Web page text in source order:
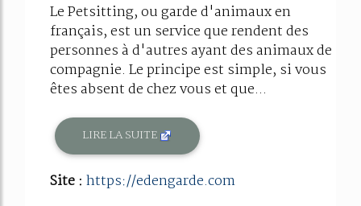
Le Petsitting, ou garde d'animaux en
français, est un service que rendent des
personnes à d'autres ayant des animaux de
compagnie. Le principe est simple, si vous
êtes absent de chez vous et que...
LIRE LA SUITE
Site : https://edengarde.com